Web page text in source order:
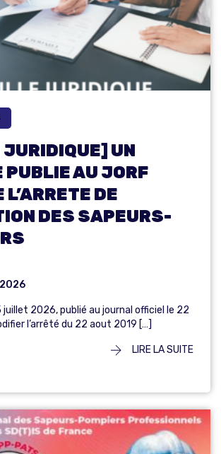
JURIDIQUE] UN
PUBLIE AU JORF
L’ARRETE DE
DES SAPEURS-
juillet 2026, publié au journal officiel le 22
l’arrêté du 22 aout 2019 […]
LIRE LA SUITE